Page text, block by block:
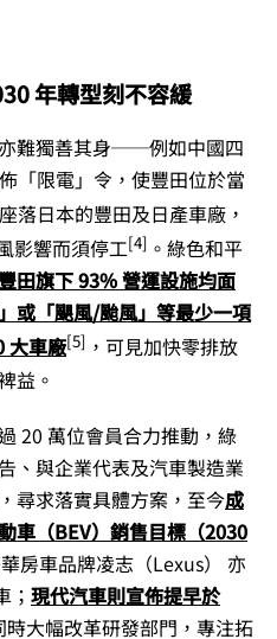
年轉型刻不容緩
難獨善其身──例如中國四
「限電」令，使豐田位於當
落日本的豐田及日產車廠，
影響而須停工[4] 。綠色和平
豐田旗下 93% 營運設施均面
或「颶風/颱風」等最少一項
大車廠[5] ，可見加快零排放
益。
20 萬位會員合力推動，綠
、與企業代表及汽車製造業
尋求落實具體方案，至今成
車（BEV）銷售目標（2030
房車品牌凌志（Lexus） 亦
； 現代汽車則宣佈提早於
時大幅改革研發部門，專注拓